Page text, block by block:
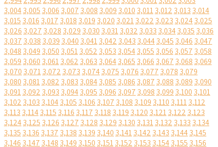
3,0043,005 3,006 3,007 3,008 3,009 3,010 3,0113,012 3,013 3,014
3,015 3,016 3,017 3,018 3,019 3,020 3,0213,022 3,023 3,0243,025
3,026 3,027 3,028 3,029 3,030 3,0313,032 3,033 3,0343,035 3,036
3,037 3,038 3,039 3,040 3,0413,042 3,043 3,0443,045 3,046 3,047
3,048 3,049 3,050 3,0513,052 3,053 3,0543,055 3,056 3,057 3,058
3,059 3,060 3,0613,062 3,063 3,0643,065 3,066 3,067 3,068 3,069
3,070 3,0713,072 3,073 3,0743,075 3,076 3,077 3,078 3,079
3,080 3,0813,082 3,083 3,0843,085 3,086 3,087 3,088 3,089 3,090
3,0913,092 3,093 3,0943,095 3,096 3,097 3,098 3,099 3,100 3,101
3,102 3,103 3,1043,105 3,106 3,107 3,108 3,109 3,110 3,1113,112
3,113 3,1143,115 3,116 3,117 3,118 3,119 3,120 3,1213,122 3,123
3,1243,125 3,126 3,127 3,128 3,129 3,130 3,1313,132 3,133 3,134
3,135 3,136 3,137 3,138 3,139 3,140 3,1413,142 3,143 3,1443,145
3,146 3,147 3,148 3,149 3,150 3,1513,152 3,153 3,1543,155 3,156